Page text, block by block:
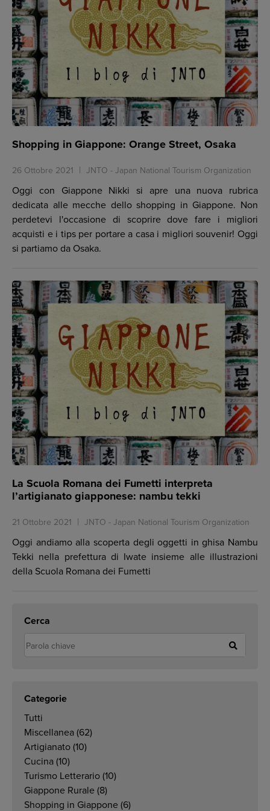
Shopping in Giappone: Orange Street, Osaka
26 Ottobre 2021 JNTO - Japan National Tourism Organization
Oggi con Giappone Nikki si apre una nuova rubrica
dedicata alle mecche dello shopping in Giappone. Non
perdetevi l'occasione di scoprire dove fare i migliori
acquisti e i tips per portare a casa i migliori souvenir! Oggi
si partiamo da Osaka.
La Scuola Romana dei Fumetti interpreta
l’artigianato giapponese: nambu tekki
21 Ottobre 2021 JNTO - Japan National Tourism Organization
Oggi andiamo alla scoperta degli oggetti in ghisa Nambu
Tekki nella prefettura di Iwate insieme alle illustrazioni
della Scuola Romana dei Fumetti
Cerca
Categorie
Tutti
Miscellanea (62)
Artigianato (10)
Cucina (10)
Turismo Letterario (10)
Giappone Rurale (8)
Shopping in Giappone (6)